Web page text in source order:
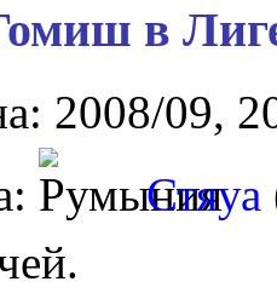
в
2008/09,
Стяуа